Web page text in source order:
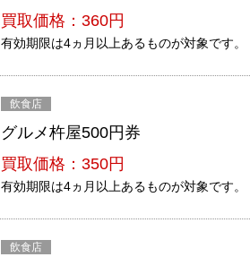
買取価格：360円
有効期限は4ヵ月以上あるものが対象です。
飲食店
グルメ杵屋500円券
買取価格：350円
有効期限は4ヵ月以上あるものが対象です。
飲食店